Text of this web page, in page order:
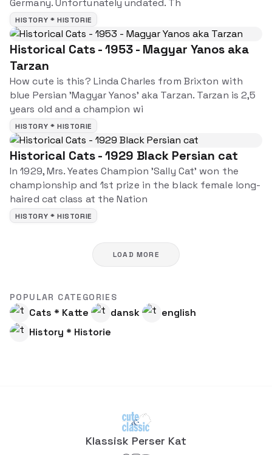
Germany. Unfortunately undated. Th
HISTORY * HISTORIE
Historical Cats - 1953 - Magyar Yanos aka
Tarzan
How cute is this? Linda Charles from Brixton with
blue Persian 'Magyar Yanos' aka Tarzan. Tarzan is 2,5
years old and a champion wi
HISTORY * HISTORIE
Historical Cats - 1929 Black Persian cat
In 1929, Mrs. Yeates Champion 'Sally Cat' won the
championship and 1st prize in the black female long-
haired cat class at the Nation
HISTORY * HISTORIE
LOAD MORE
POPULAR CATEGORIES
Cats * Katte dansk
english
History * Historie
Klassisk Perser Kat